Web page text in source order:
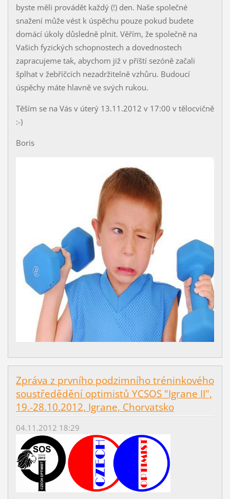
byste měli provádět každý (!) den. Naše společné
snažení může vést k úspěchu pouze pokud budete
domácí úkoly důsledně plnit. Věřím, že společně na
Vašich fyzických schopnostech a dovednostech
zapracujeme tak, abychom již v příští sezóně začali
šplhat v žebříčcích nezadržitelně vzhůru. Budoucí
úspěchy máte hlavně ve svých rukou.
Těším se na Vás v úterý 13.11.2012 v 17:00 v tělocvičně
:-)
Boris
Zpráva z prvního podzimního tréninkového
soustředědění optimistů YCSOS "Igrane II",
19.-28.10.2012, Igrane, Chorvatsko
04.11.2012 18:29